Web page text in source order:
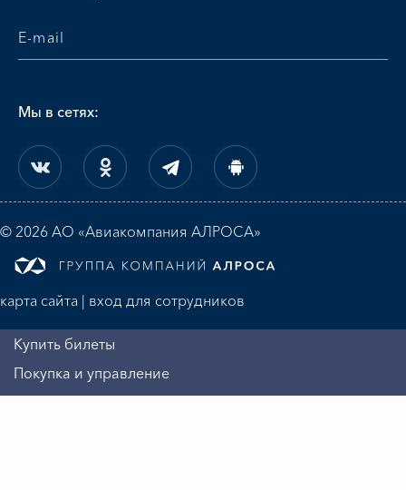
Мы в сетях:
© 2026 АО «Авиакомпания АЛРОСА»
карта сайта | вход для сотрудников
Купить билеты
Покупка и управление